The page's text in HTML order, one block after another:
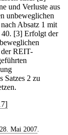
und Verluste aus
unbeweglichen
Absatz 1 mit
[3] Erfolgt der
REIT-
Satzes 2 zu
Mai 2007.